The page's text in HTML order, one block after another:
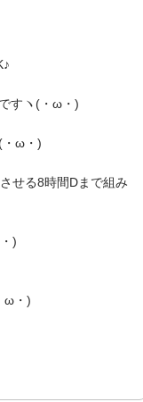
すヽ(・ω・)ゝ
ω・)ゝ
せる8時間Dまで組み
)ゝ
・)ゝ